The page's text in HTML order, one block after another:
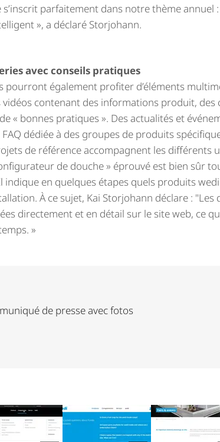
parfaitement dans notre thème annuel :
», a déclaré Storjohann.
avec conseils pratiques
pourront également profiter d’éléments
vidéos contenant des informations produit, des
« bonnes pratiques ». Des actualités et
dédiée à des groupes de produits
de référence accompagnent les différents
de douche » éprouvé est bien sûr
indique en quelques étapes quels produits
À ce sujet, Kai Storjohann déclare :
directement et en détail sur le site web, ce
»
de presse avec fotos